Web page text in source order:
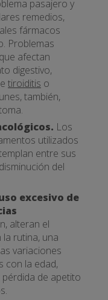
pasajero y
remedios,
fármacos
Problemas
afectan
digestivo,
tiroiditis o
también,
Los
utilizados
entre sus
del
excesivo de
alteran el
rutina, una
variaciones
con la edad,
de apetito